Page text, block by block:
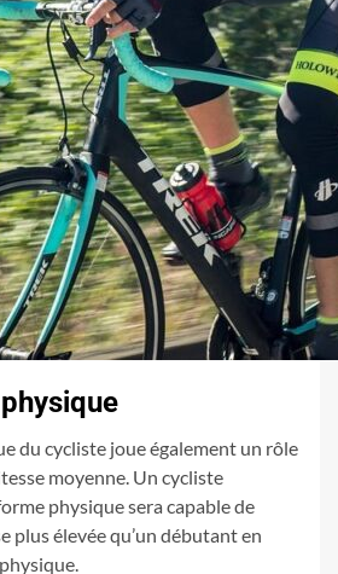
du cycliste joue également un rôle
moyenne. Un cycliste
physique sera capable de
plus élevée qu’un débutant en